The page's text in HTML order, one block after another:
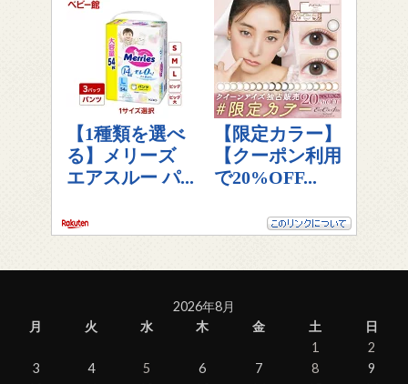
2026年8月
月
火 水 木 金 土
日
1
2
3
4 5 6 7 8
9